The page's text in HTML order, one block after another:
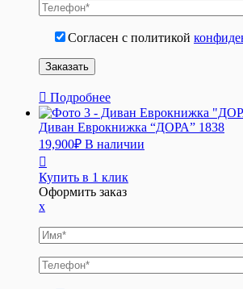
Согласен с политикой
Подробнее
Диван Еврокнижка “ДОРА” 1838
19,900₽ В наличии
Купить в 1 клик
Оформить заказ
x